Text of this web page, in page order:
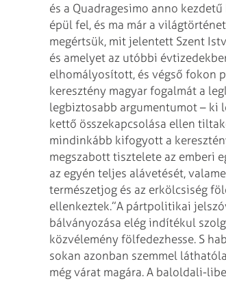
és a Quadragesimo anno
épül fel, és ma már a
megértsük, mit jelentett Szent
és amelyet az utóbbi
elhomályosított, és végső fokon
keresztény magyar fogalmát a
legbiztosabb argumentumot – ki
kettő összekapcsolása ellen
mindinkább kifogyott a
megszabott tisztelete az emberi
az egyén teljes alávetését,
természetjog és az erkölcsiség
ellenkeztek.”A pártpolitikai
bálványozása elég indítékul
közvélemény fölfedezhesse. S
sokan azonban szemmel
még várat magára. A baloldali-